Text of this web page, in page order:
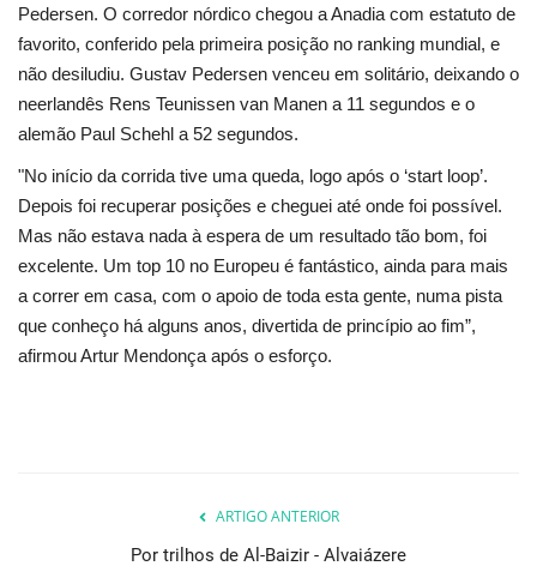
Pedersen. O corredor nórdico chegou a Anadia com estatuto de
favorito, conferido pela primeira posição no ranking mundial, e
não desiludiu. Gustav Pedersen venceu em solitário, deixando o
neerlandês Rens Teunissen van Manen a 11 segundos e o
alemão Paul Schehl a 52 segundos.
"No início da corrida tive uma queda, logo após o ‘start loop’.
Depois foi recuperar posições e cheguei até onde foi possível.
Mas não estava nada à espera de um resultado tão bom, foi
excelente. Um top 10 no Europeu é fantástico, ainda para mais
a correr em casa, com o apoio de toda esta gente, numa pista
que conheço há alguns anos, divertida de princípio ao fim”,
afirmou Artur Mendonça após o esforço.
ARTIGO ANTERIOR
Por trilhos de Al-Baizir - Alvaiázere